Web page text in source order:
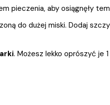
pieczenia, aby osiągnęły
do dużej miski. Dodaj
. Możesz lekko oprószyć je 1